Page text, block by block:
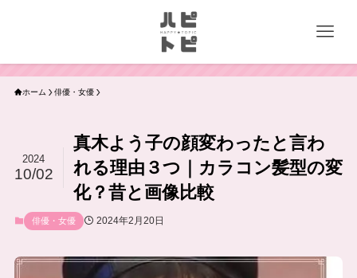
ホーム 俳優・女優
真木よう子の顔変わったと言わ
れる理由３つ｜カラコン髪型の変
化？昔と画像比較
2024
10/02
俳優・女優 2024年2月20日